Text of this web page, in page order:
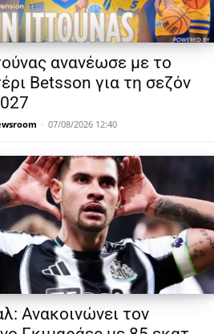
ανανέωσε με το
Betsson για τη σεζόν
- 07/08/2026 12:40
Ανακοινώνει τον